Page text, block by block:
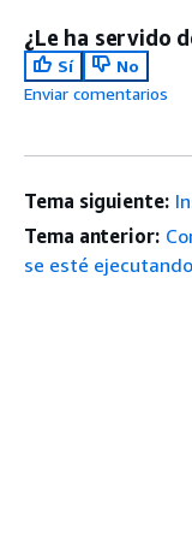
¿Le ha servido
Sí
No
Enviar comentarios
Tema siguiente:
Tema anterior:
se esté ejecutando